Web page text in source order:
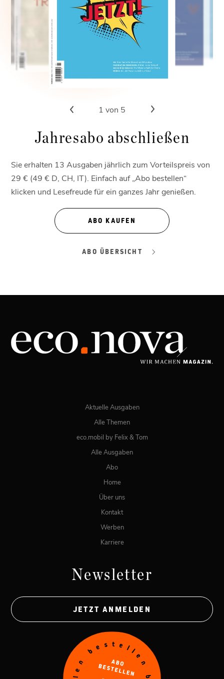
1 von 5
Jahresabo abschließen
Sie erhalten 13 Ausgaben jährlich zum Vorteilspreis von
29 € (49 € D, CH, IT). Einfach auf „Abo bestellen“
klicken und Lesefreude für ein ganzes Jahr genießen.
ABO KAUFEN
ABO ÜBERSICHT
Aktuelle Ausgaben
Alle Themen
eco.mobil by Felix & Tom
Alle Ausgaben
Abo
Home
Über uns
Kontakt
Werben
Karriere
Newsletter
JETZT ANMELDEN